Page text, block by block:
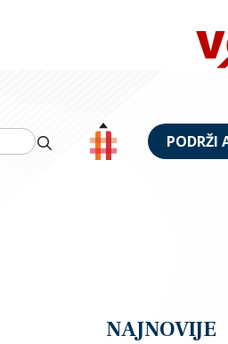
PODRŽI
NAJNOVIJE